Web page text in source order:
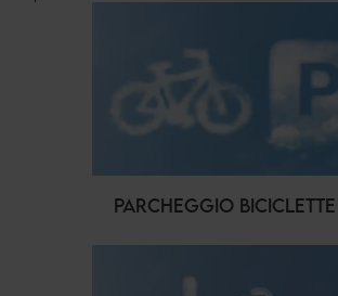
PARCHEGGIO BICICLETTE